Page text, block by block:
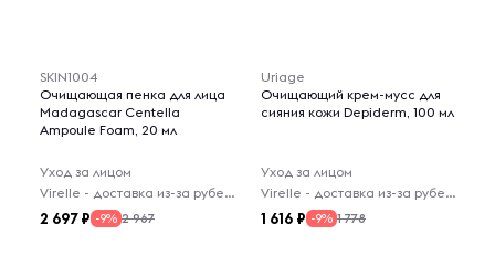
SKIN1004
Очищающая пенка для лица
Madagascar Centella
Ampoule Foam, 20 мл
Уход за лицом
Virelle - доставка из-за рубежа
2 697 -9% 2 967
Uriage
Очищающий крем-мусс для
сияния кожи Depiderm, 100 мл
Уход за лицом
Virelle - доставка из-за рубежа
1 616 -9% 1 778